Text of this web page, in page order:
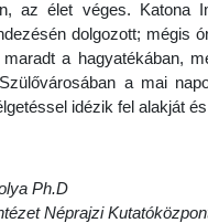
az élet véges. Katona
dolgozott; mégis
maradt a hagyatékában,
a mai
idézik fel alakját
Ph.D
Néprajzi